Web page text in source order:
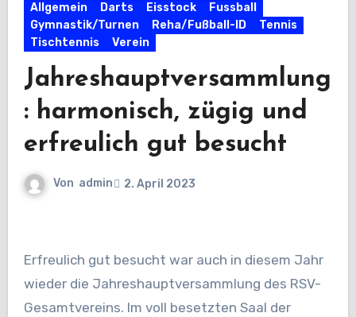
Allgemein Darts Eisstock
Fussball
Gymnastik/Turnen
Reha/Fußball-ID
Tennis
Tischtennis
Verein
Jahreshauptversammlung
: harmonisch, zügig und
erfreulich gut besucht
Von admin 2. April 2023
Erfreulich gut besucht war auch in diesem Jahr
wieder die Jahreshauptversammlung des RSV-
Gesamtvereins. Im voll besetzten Saal der